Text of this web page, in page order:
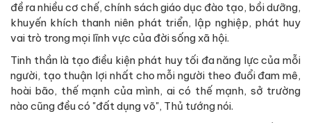
đề ra nhiều cơ chế, chính sách giáo dục đào tạo, bồi dưỡng,
khuyến khích thanh niên phát triển, lập nghiệp, phát huy
vai trò trong mọi lĩnh vực của đời sống xã hội.
Tinh thần là tạo điều kiện phát huy tối đa năng lực của mỗi
người, tạo thuận lợi nhất cho mỗi người theo đuổi đam mê,
hoài bão, thế mạnh của mình, ai có thế mạnh, sở trường
nào cũng đều có "đất dụng võ", Thủ tướng nói.